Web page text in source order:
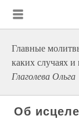
Главные
каких случаях
Глаголева Ольга
Об